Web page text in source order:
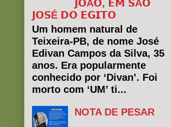
𝗝𝗢Ã𝗢, 𝗘𝗠 𝗦Ã𝗢
𝗝𝗢𝗦É 𝗗𝗢 𝗘𝗚𝗜𝗧𝗢
Um homem natural de
Teixeira-PB, de nome José
Edivan Campos da Silva, 35
anos. Era popularmente
conhecido por ‘Divan’. Foi
morto com ‘UM’ ti...
NOTA DE PESAR